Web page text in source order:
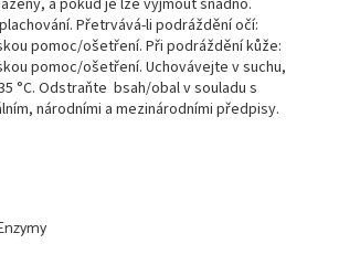
Přetrvává-li podrážděníočí:
pomoc/ošetření. Při podráždění kůže:
pomoc/ošetření. Uchovávejte v suchu,
°C. Odstraňte bsah/obal v souladu s
národními a mezinárodními předpisy.